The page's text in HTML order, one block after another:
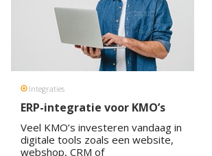
In dit artikel ontdek je:
Wat ERP workflow
automatisering inhoudt
Hoe het verschilt van én
samenwerkt metERP-
integratie
automatiseren
Hoe integratie met uw
webshop of webapp het
verschil maakt
Wat IDcreation daarin voor
Integraties
ERP-integratie voor KMO’s
Veel KMO’s investeren vandaag in
digitale tools zoals een website,
webshop, CRM of